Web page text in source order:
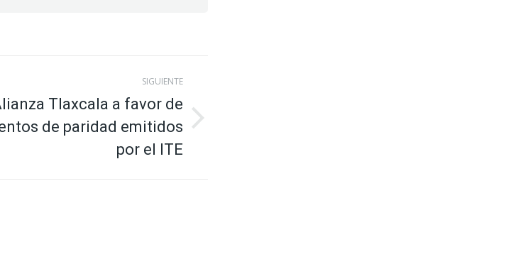
SIGUIENTE
Tlaxcala a favor de
de paridad emitidos
por el ITE